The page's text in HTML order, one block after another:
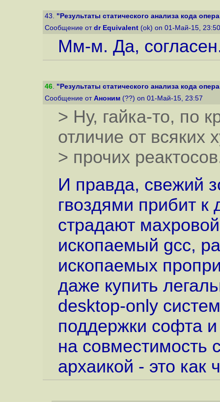
43. "Результаты статического анализа кода
Сообщение от dr Equivalent (ok) on 01-Май-15,
Мм-м. Да,
46. "Результаты статического анализа кода
Сообщение от Аноним (??) on 01-Май-15, 23:57
> Ну, гайка-то, по
отличие от всяких
> прочих
И правда, свежий
гвоздями прибит к
страдают
ископаемый gcc,
ископаемых
даже купить
desktop-only
поддержки софта
на совместимость
архаикой - это как